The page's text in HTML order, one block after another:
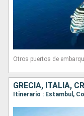
Otros puertos de
GRECIA, ITALIA,
Itinerario : Estambul,